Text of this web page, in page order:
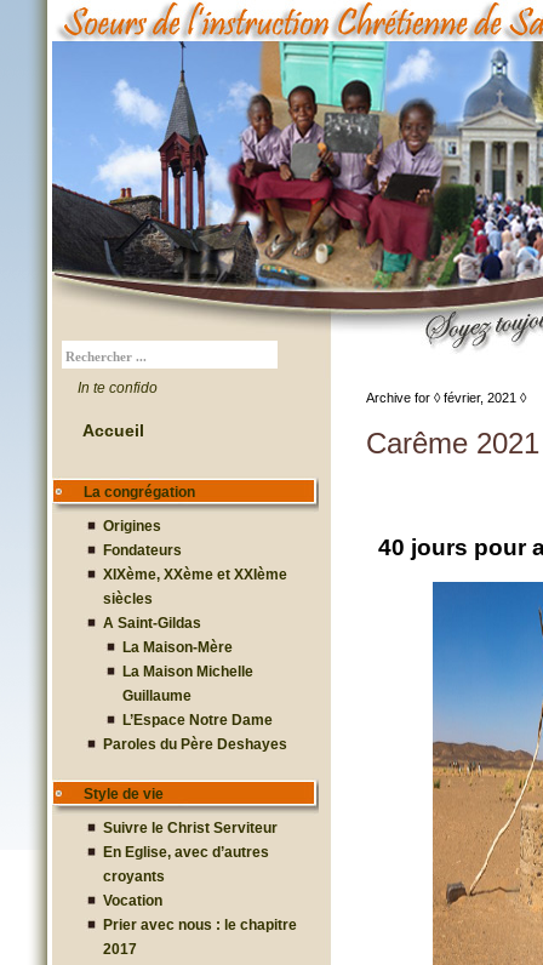
In te confido
Accueil
La congrégation
Origines
Fondateurs
XIXème, XXème et XXIème
siècles
A Saint-Gildas
La Maison-Mère
La Maison Michelle
Guillaume
L’Espace Notre Dame
Paroles du Père Deshayes
Style de vie
Suivre le Christ Serviteur
En Eglise, avec d’autres
croyants
Vocation
Prier avec nous : le chapitre
2017
Archive for ◊ février, 2021 ◊
Carême 2021
40 jours pour